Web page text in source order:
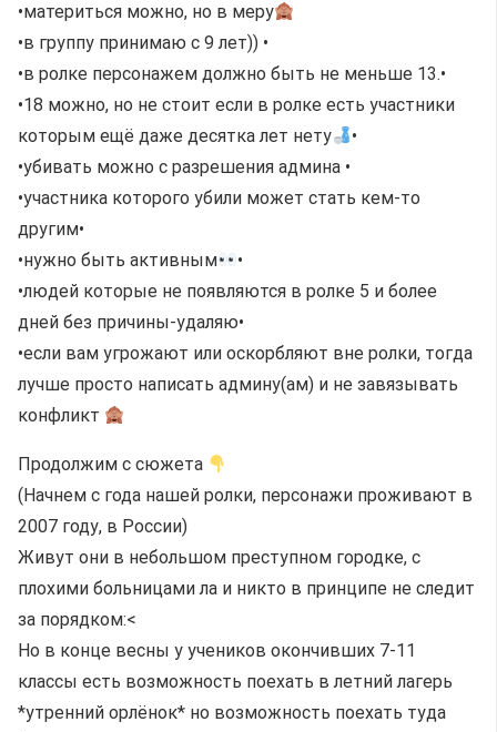
•материться можно, но в меру
•в группу принимаю с 9 лет)) •
•в ролке персонажем должно быть не меньше 13.•
•18 можно, но не стоит если в ролке есть участники
которым ещё даже десятка лет нету
•
•убивать можно с разрешения админа •
•участника которого убили может стать кем-то
другим•
•нужно быть активным
•
•людей которые не появляются в ролке 5 и более
дней без причины-удаляю•
•если вам угрожают или оскорбляют вне ролки, тогда
лучше просто написать админу(ам) и не завязывать
конфликт
Продолжим с сюжета
(Начнем с года нашей ролки, персонажи проживают в
2007 году, в России)
Живут они в небольшом преступном городке, с
плохими больницами ла и никто в принципе не следит
за порядком:<
Но в конце весны у учеников окончивших 7-11
классы есть возможность поехать в летний лагерь
*утренний орлёнок* но возможность поехать туда